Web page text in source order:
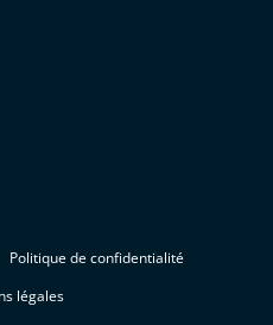
Politique de confidentialité
légales